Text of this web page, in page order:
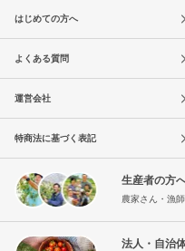
はじめての方へ
よくある質問
運営会社
特商法に基づく表記
生産者の方
農家さん・漁
法人・自治